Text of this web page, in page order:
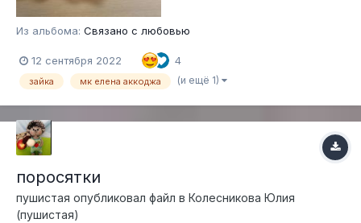
Из альбома: Связано с любовью
12 сентября 2022 4
зайка мк елена аккоджа (и ещё 1)
поросятки
пушистая опубликовал файл в Колесникова Юлия
(пушистая)